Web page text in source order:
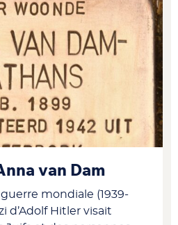
van Dam
mondiale (1939-
d’Adolf Hitler visait